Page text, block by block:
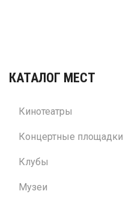
КАТАЛОГ МЕСТ
Кинотеатры
Концертные площадки
Клубы
Музеи